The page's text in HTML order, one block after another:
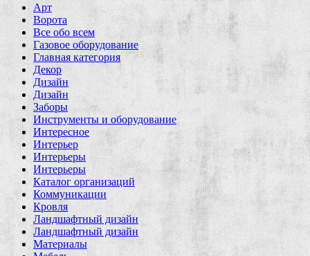
Арт
Ворота
Все обо всем
Газовое оборудование
Главная категория
Декор
Дизайн
Дизайн
Заборы
Инструменты и оборудование
Интересное
Интерьер
Интерьеры
Интерьеры
Каталог организаций
Коммуникации
Кровля
Ландшафтный дизайн
Ландшафтный дизайн
Материалы